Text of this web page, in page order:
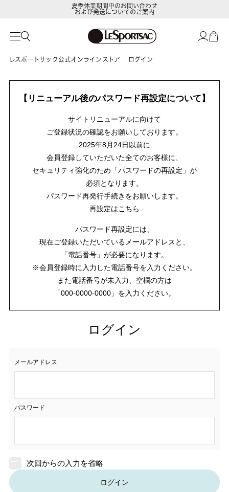
夏季休業期間中のお問い合わせ
および発送についてのご案内
レスポートサック公式オンラインストア ログイン
【リニューアル後のパスワード再設定について】
サイトリニューアルに向けて
ご登録状況の確認をお願いしております。
2025年8月24日以前に
会員登録していただいた全てのお客様に、
セキュリティ強化のため「パスワードの再設定」が
必須となります。
パスワード再発行手続きをお願いします。
再設定はこちら
パスワード再設定には、
現在ご登録いただいているメールアドレスと、
「電話番号」が必要になります。
※会員登録時に入力した電話番号を入力ください。
また電話番号が未入力、空欄の方は
「000-0000-0000」を入力ください。
ログイン
メールアドレス
パスワード
次回からの入力を省略
ログイン